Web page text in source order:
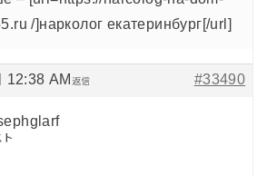
/]нарколог екатеринбург[/url]
12:38 AM #33490
返信